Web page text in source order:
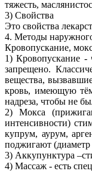
тяжесть,
3) Свойства
Это свойства
4. Методы
Кровопускание,
1) Кровопускание -
запрещено.
вещества,
кровь, имеющую
надреза, чтобы не
2) Мокса
интенсивности)
купрум, аурум,
поджигают
3) Аккупунктура
4) Массаж - есть